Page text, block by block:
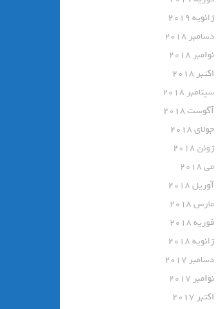
ژانویه 2019
دسامبر 2018
نوامبر 2018
اکتبر 2018
سپتامبر 2018
آگوست 2018
جولای 2018
ژوئن 2018
می 2018
آوریل 2018
مارس 2018
فوریه 2018
ژانویه 2018
دسامبر 2017
نوامبر 2017
اکتبر 2017